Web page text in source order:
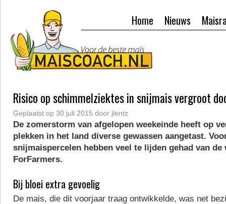
Nieuws
Home
Risico op schimmelziektes in snijmais vergroot
Geplaatst op 30 juli 2015 door jlentz
De zomerstorm van afgelopen weekeinde heeft op
plekken in het land diverse gewassen aangetast.
snijmaispercelen hebben veel te lijden gehad van de
ForFarmers.
Bij bloei extra gevoelig
De mais, die dit voorjaar traag ontwikkelde, was net